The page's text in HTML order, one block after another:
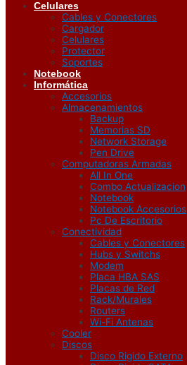
Celulares
Cables y Conectores
Cargador
Celulares
Protector
Soportes
Notebook
Informática
Accesorios
Almacenamientos
Backup
Memorias SD
Network Storage
Pen Drive
Computadoras Armadas
All In One
Combo Actualizacion
Notebook
Notebook Accesorios
Pc De Escritorio
Conectividad
Cables y Conectores
Hubs y Switchs
Modem
Placa HBA SAS
Placas de Red
Rack/Murales
Routers
Wi-Fi Antenas
Cooler
Discos
Disco Rigido Externo